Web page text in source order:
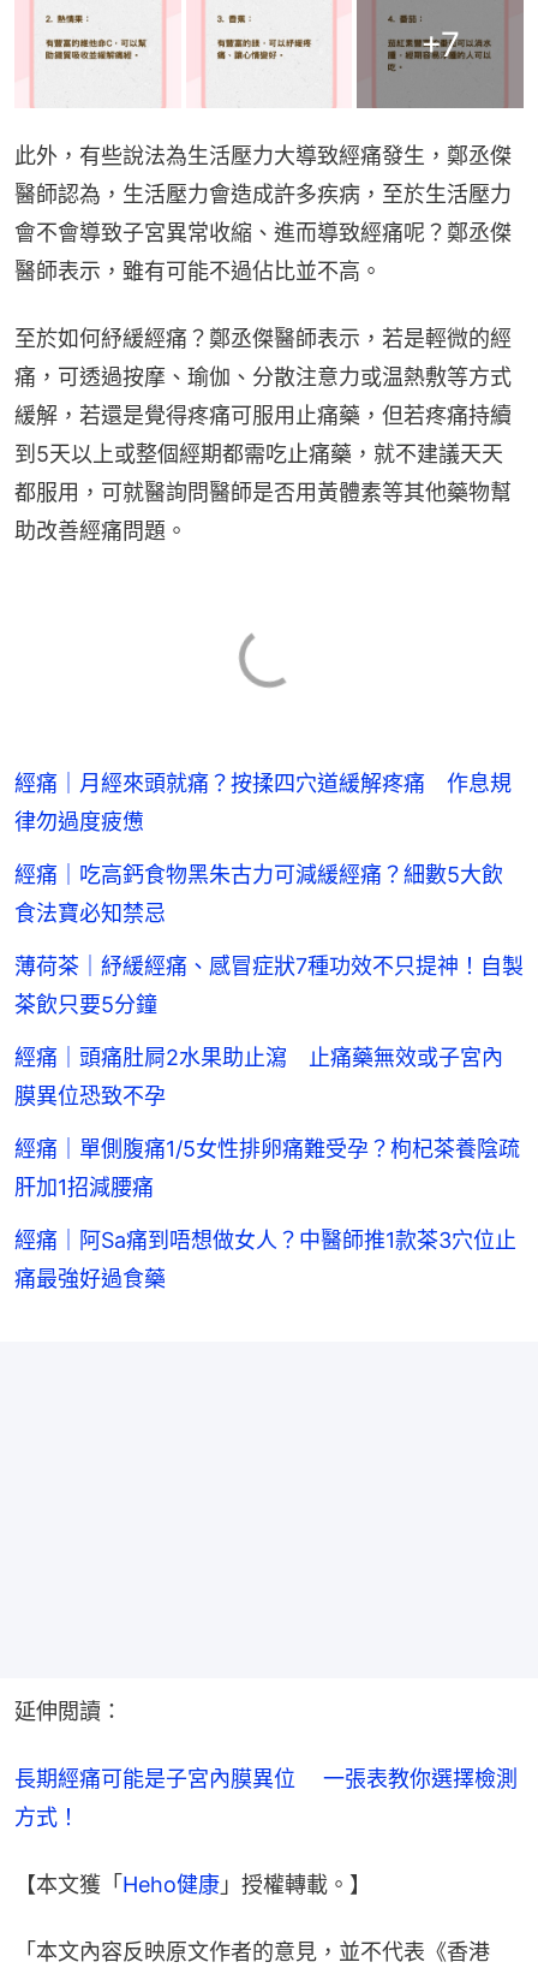
+7
此外，有些說法為生活壓力大導致經痛發生，鄭丞傑
醫師認為，生活壓力會造成許多疾病，至於生活壓力
會不會導致子宮異常收縮、進而導致經痛呢？鄭丞傑
醫師表示，雖有可能不過佔比並不高。
至於如何紓緩經痛？鄭丞傑醫師表示，若是輕微的經
痛，可透過按摩、瑜伽、分散注意力或温熱敷等方式
緩解，若還是覺得疼痛可服用止痛藥，但若疼痛持續
到5天以上或整個經期都需吃止痛藥，就不建議天天
都服用，可就醫詢問醫師是否用黃體素等其他藥物幫
助改善經痛問題。
經痛｜月經來頭就痛？按揉四穴道緩解疼痛 作息規
律勿過度疲憊
經痛｜吃高鈣食物黑朱古力可減緩經痛？細數5大飲
食法寶必知禁忌
薄荷茶｜紓緩經痛、感冒症狀7種功效不只提神！自製
茶飲只要5分鐘
經痛｜頭痛肚屙2水果助止瀉 止痛藥無效或子宮內
膜異位恐致不孕
經痛｜單側腹痛1/5女性排卵痛難受孕？枸杞茶養陰疏
肝加1招減腰痛
經痛｜阿Sa痛到唔想做女人？中醫師推1款茶3穴位止
痛最強好過食藥
延伸閲讀：
長期經痛可能是子宮內膜異位　 一張表教你選擇檢測
方式！
【本文獲「Heho健康 」授權轉載。】
「本文內容反映原文作者的意見，並不代表《香港